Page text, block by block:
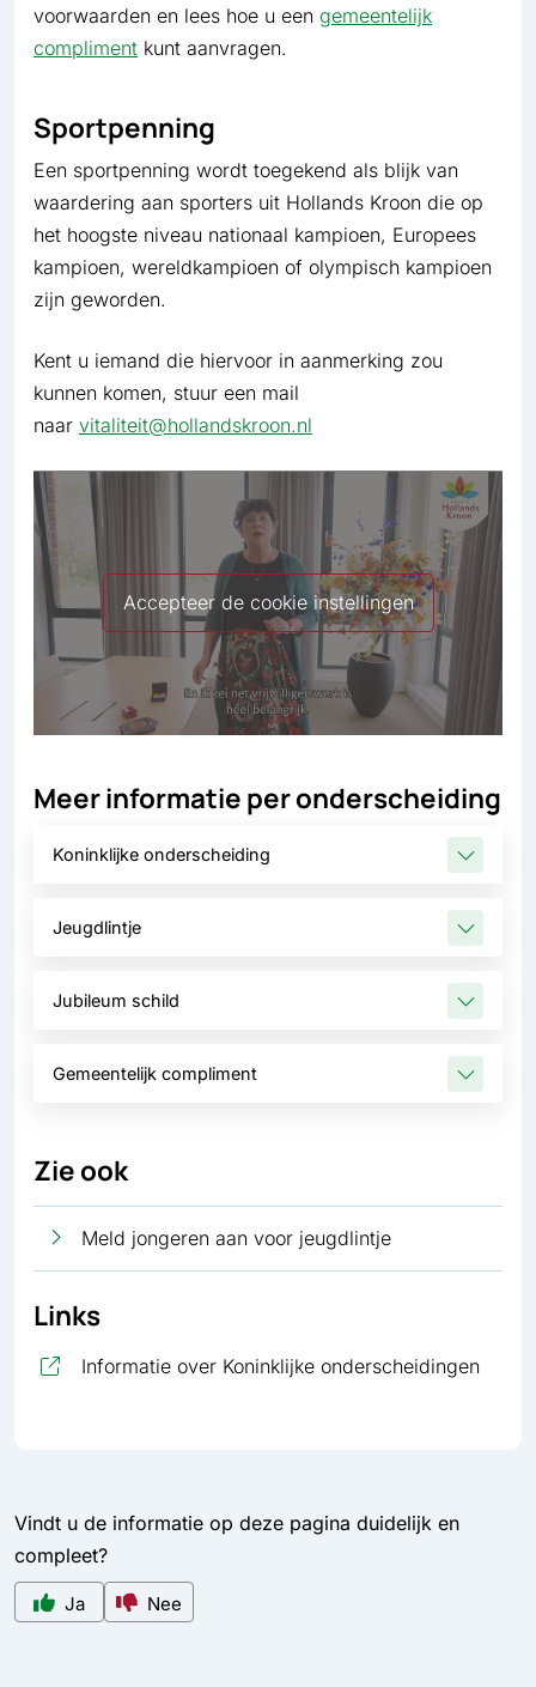
voorwaarden en lees hoe u een gemeentelijk
compliment kunt aanvragen.
Sportpenning
Een sportpenning wordt toegekend als blijk van
waardering aan sporters uit Hollands Kroon die op
het hoogste niveau nationaal kampioen, Europees
kampioen, wereldkampioen of olympisch kampioen
zijn geworden.
Kent u iemand die hiervoor in aanmerking zou
kunnen komen, stuur een mail
naar vitaliteit@hollandskroon.nl
Accepteer de cookie instellingen
Meer informatie per onderscheiding
Koninklijke onderscheiding
Jeugdlintje
Jubileum schild
Gemeentelijk compliment
Zie ook
Meld jongeren aan voor jeugdlintje
Links
Informatie over Koninklijke onderscheidingen
Vindt u de informatie op deze pagina duidelijk en
compleet?
Ja Nee